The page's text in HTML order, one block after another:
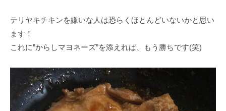
テリヤキチキンを嫌いな人は恐らくほとんどいないかと思い
ます！
これに”からしマヨネーズ”を添えれば、もう勝ちです(笑)